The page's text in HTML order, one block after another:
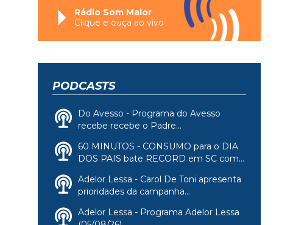
Rádio Som Maior
Clique e ouça ao vivo
PODCASTS
Do Avesso - Programa do Avesso
recebe recebe o Padre...
60 MINUTOS - CONSUMO para o DIA
DOS PAIS bate RECORD em SC com...
Adelor Lessa - Carol De Toni apresenta
prioridades da campanha...
Adelor Lessa - Programa Adelor Lessa